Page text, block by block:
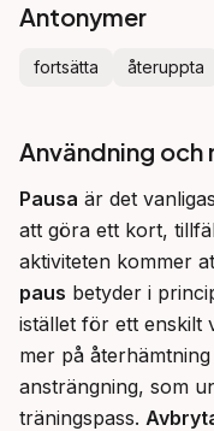
Antonymer
fortsätta återuppta
Användning och
Pausa är det
att göra ett kort,
aktiviteten kommer
paus betyder i
istället för ett enskilt
mer på
ansträngning, som
träningspass.